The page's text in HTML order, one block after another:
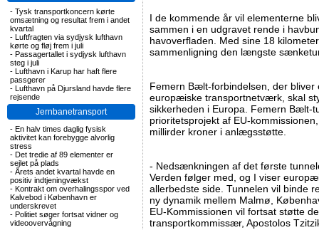
- Tysk transportkoncern kørte
omsætning og resultat frem i andet
kvartal
- Luftfragten via sydjysk lufthavn
kørte og fløj frem i juli
- Passagertallet i sydjysk lufthavn
steg i juli
- Lufthavn i Karup har haft flere
passgerer
- Lufthavn på Djursland havde flere
rejsende
Jernbanetransport
- En halv times daglig fysisk
aktivitet kan forebygge alvorlig
stress
- Det tredie af 89 elementer er
sejlet på plads
- Årets andet kvartal havde en
positiv indtjeningvækst
- Kontrakt om overhalingsspor ved
Kalvebod i København er
underskrevet
- Politiet søger fortsat vidner og
videoovervågning
I de kommende år vil elementerne
sammen i en udgravet rende i
havoverfladen. Med sine 18
sammenligning den længste
Femern Bælt-forbindelsen, der bliver
europæiske transportnetværk, skal
sikkerheden i Europa. Femern Bælt-
prioritetsprojekt af EU-
millirder kroner i anlægsstøtte.
- Nedsænkningen af det første
Verden følger med, og I viser
allerbedste side. Tunnelen vil binde
ny dynamik mellem Malmø,
EU-Kommissionen vil fortsat støtte
transportkommissær, Apostolos